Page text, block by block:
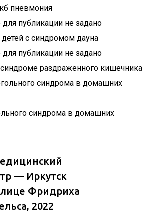
пневмония
детей с синдромом дауна
синдроме раздраженного кишечника
синдрома в домашних
— Иркутск
Фридриха
, 2022